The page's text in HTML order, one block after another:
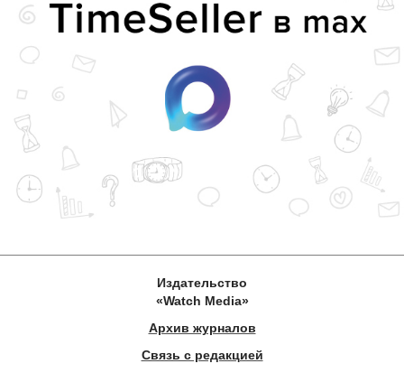
Издательство
«Watch Media»
Архив журналов
Связь с редакцией